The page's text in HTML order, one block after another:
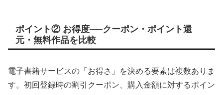
ポイント② お得度──クーポン・ポイント還
元・無料作品を比較
電子書籍サービスの「お得さ」を決める要素は複数ありま
す。初回登録時の割引クーポン、購入金額に対するポイン